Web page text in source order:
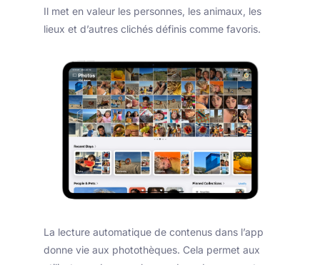
Il met en valeur les personnes, les animaux, les
lieux et d’autres clichés définis comme favoris.
La lecture automatique de contenus dans l’app
donne vie aux photothèques. Cela permet aux